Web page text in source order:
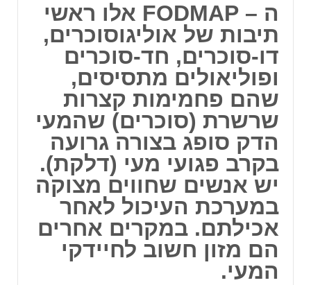
ה – FODMAP אלו ראשי
תיבות של אוליגוסוכרים,
דו-סוכרים, חד-סוכרים
ופוליאולים מתסיסים,
שהם פחמימות קצרות
שרשרת (סוכרים) שהמעי
הדק סופג בצורה גרועה
בקרב פגועי מעי (דלקת).
יש אנשים שחווים מצוקה
במערכת העיכול לאחר
אכילתם. במקרים אחרים
הם מזון חשוב לחיידקי
המעי.